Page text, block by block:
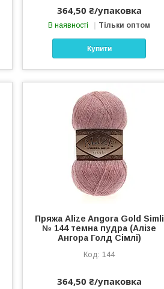
364,50 ₴/упаковка
В наявності Тільки оптом
Купити
Пряжа Alize Angora Gold Simli
№ 144 темна пудра (Алізе
Ангора Голд Сімлі)
144
364,50 ₴/упаковка